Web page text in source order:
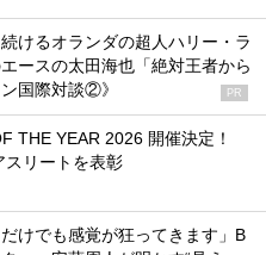
けるオランダの超人ハリー・ラ
ースの太田海也「絶対王者から
国際対談②》
PR
THE YEAR 2026 開催決定！
スリートを表彰
だけでも感覚が狂ってきます」B